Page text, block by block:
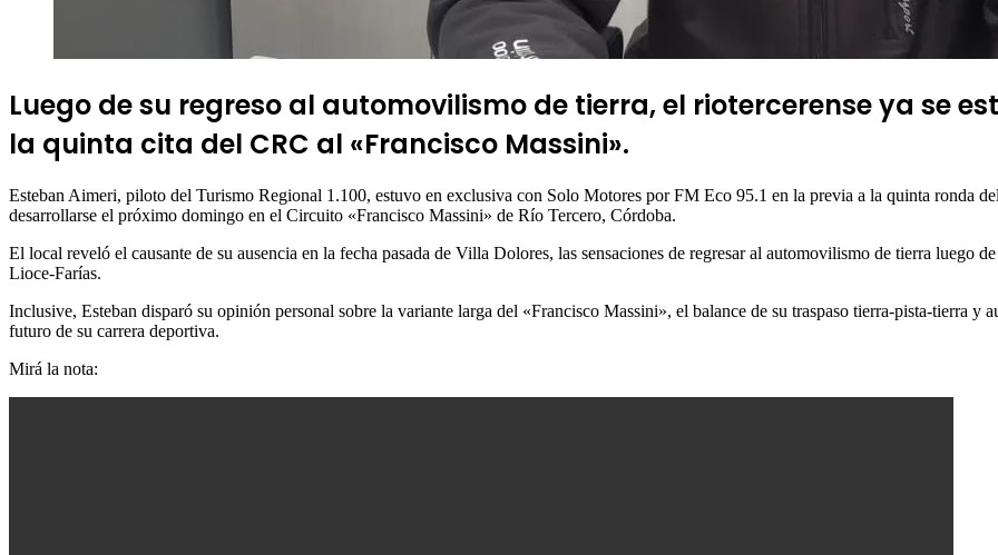
Luego de su regreso al automovilismo de tierra, el riotercerense ya se
la quinta cita del CRC al «Francisco Massini».
Esteban Aimeri, piloto del Turismo Regional 1.100, estuvo en exclusiva con Solo Motores por FM Eco 95.1 en la previa a la quinta ronda
desarrollarse el próximo domingo en el Circuito «Francisco Massini» de Río Tercero, Córdoba.
El local reveló el causante de su ausencia en la fecha pasada de Villa Dolores, las sensaciones de regresar al automovilismo de tierra luego
Lioce-Farías.
Inclusive, Esteban disparó su opinión personal sobre la variante larga del «Francisco Massini», el balance de su traspaso tierra-pista-tierra y
futuro de su carrera deportiva.
Mirá la nota: